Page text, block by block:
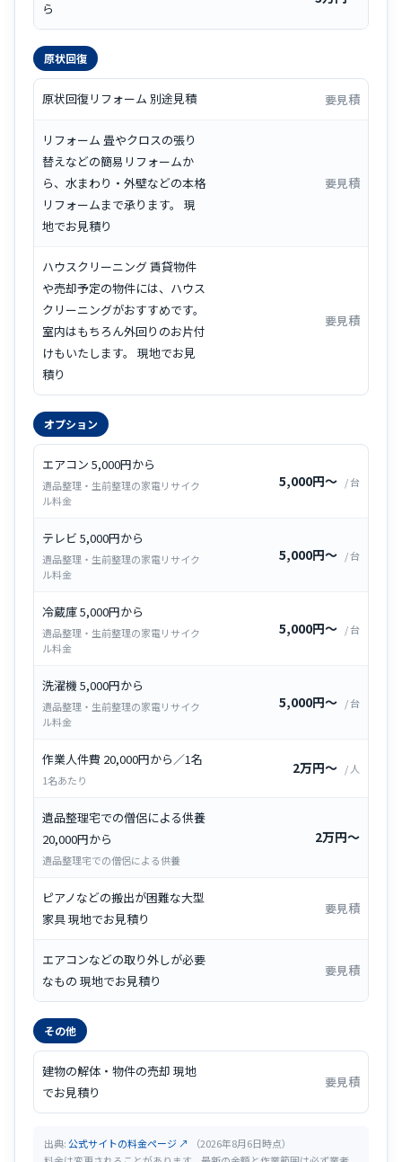
ら
原状回復
原状回復リフォーム 別途見積 要見積
リフォーム 畳やクロスの張り
替えなどの簡易リフォームか
ら、水まわり・外壁などの本格
リフォームまで承ります。 現
地でお見積り
要見積
ハウスクリーニング 賃貸物件
や売却予定の物件には、ハウス
クリーニングがおすすめです。
室内はもちろん外回りのお片付
けもいたします。 現地でお見
積り
要見積
オプション
エアコン 5,000円から
遺品整理・生前整理の家電リサイク
ル料金
5,000円〜 / 台
テレビ 5,000円から
遺品整理・生前整理の家電リサイク
ル料金
5,000円〜 / 台
冷蔵庫 5,000円から
遺品整理・生前整理の家電リサイク
ル料金
5,000円〜 / 台
洗濯機 5,000円から
遺品整理・生前整理の家電リサイク
ル料金
5,000円〜 / 台
作業人件費 20,000円から／1名
1名あたり
2万円〜 / 人
遺品整理宅での僧侶による供養
20,000円から
遺品整理宅での僧侶による供養
2万円〜
ピアノなどの搬出が困難な大型
家具 現地でお見積り
要見積
エアコンなどの取り外しが必要
なもの 現地でお見積り
要見積
その他
建物の解体・物件の売却 現地
でお見積り
要見積
出典:公式サイトの料金ページ ↗
（2026年8月6日時点）